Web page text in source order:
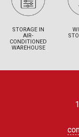
STORAGE IN
AIR-
CONDITIONED
WAREHOUSE